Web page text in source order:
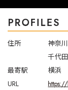
PROFILES
住所
神奈
千代
最寄駅
横浜
URL